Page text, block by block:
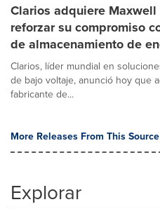
Clarios adquiere
reforzar su compromiso
de almacenamiento de
Clarios, líder mundial en
de bajo voltaje, anunció hoy que
fabricante de...
More Releases From This Source
Explorar